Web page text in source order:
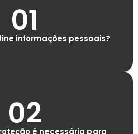
01
informações pessoais?
02é necessária para